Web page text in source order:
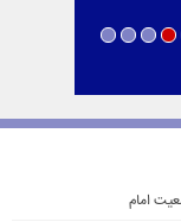
امام